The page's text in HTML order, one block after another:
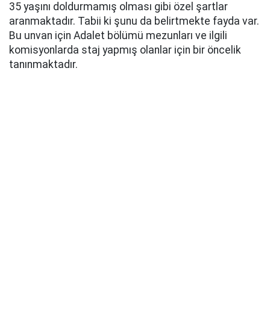
35 yaşını doldurmamış olması gibi özel şartlar
aranmaktadır. Tabii ki şunu da belirtmekte fayda var.
Bu unvan için Adalet bölümü mezunları ve ilgili
komisyonlarda staj yapmış olanlar için bir öncelik
tanınmaktadır.